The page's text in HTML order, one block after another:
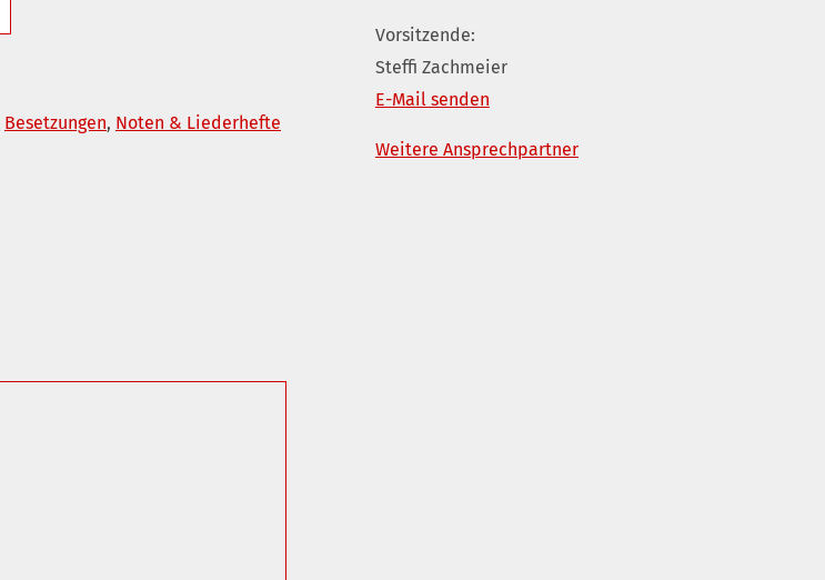
Besetzungen, Noten & Liederhefte
Vorsitzende:
Steffi Zachmeier
E-Mail senden
Weitere Ansprechpartner